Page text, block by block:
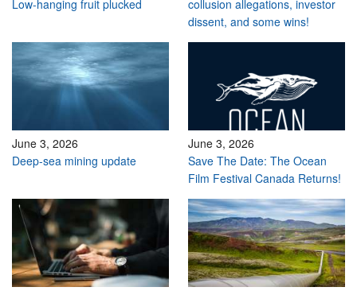
Low-hanging fruit plucked
collusion allegations, investor
dissent, and some wins!
June 3, 2026
Deep-sea mining update
June 3, 2026
Save The Date: The Ocean
Film Festival Canada Returns!